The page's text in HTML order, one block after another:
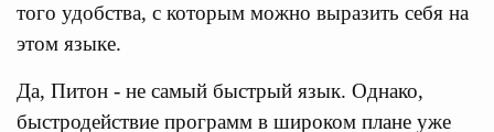
того удобства, с которым можно выразить себя на
этом языке.
Да, Питон - не самый быстрый язык. Однако,
быстродействие программ в широком плане уже